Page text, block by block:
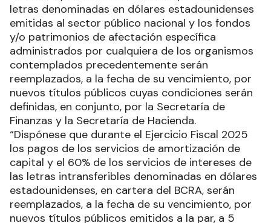
letras denominadas en dólares estadounidenses
emitidas al sector público nacional y los fondos
y/o patrimonios de afectación específica
administrados por cualquiera de los organismos
contemplados precedentemente serán
reemplazados, a la fecha de su vencimiento, por
nuevos títulos públicos cuyas condiciones serán
definidas, en conjunto, por la Secretaría de
Finanzas y la Secretaría de Hacienda.
“Dispónese que durante el Ejercicio Fiscal 2025
los pagos de los servicios de amortización de
capital y el 60% de los servicios de intereses de
las letras intransferibles denominadas en dólares
estadounidenses, en cartera del BCRA, serán
reemplazados, a la fecha de su vencimiento, por
nuevos títulos públicos emitidos a la par, a 5